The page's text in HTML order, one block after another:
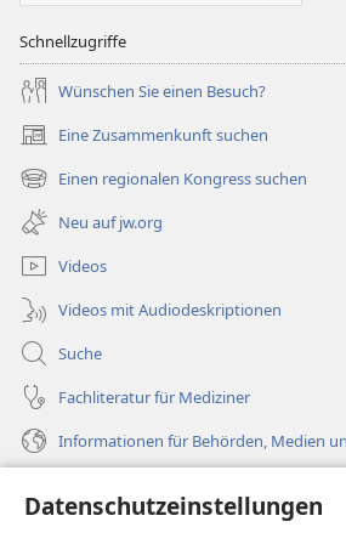
Datenschutzeinstellungen
Schnellzugriffe
Wünschen Sie einen Besuch?
Eine Zusammenkunft suchen
(öffnet
neues
Fenster)
Einen regionalen Kongress suchen
(öffnet
neues
Fenster)
Neu auf jw.org
Videos
Videos mit Audiodeskriptionen
Suche
Fachliteratur für Mediziner
Informationen für Behörden, Medien